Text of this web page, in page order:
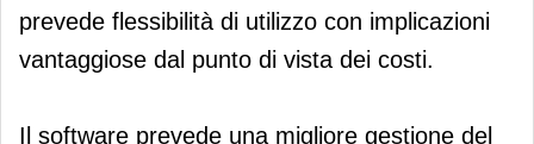
prevede flessibilità di utilizzo con implicazioni
vantaggiose dal punto di vista dei costi.
Il software prevede una migliore gestione del